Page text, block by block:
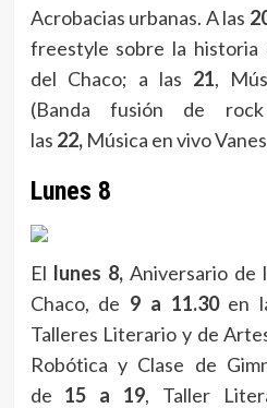
Acrobacias urbanas. A las
freestyle sobre la historia
del Chaco; a las 21,
(Banda fusión de
las 22,Música en vivo
Lunes 8
El lunes 8,Aniversario de
Chaco, de 9 a 11.30 en
Talleres Literario y de
Robótica y Clase de
de 15 a 19, Taller